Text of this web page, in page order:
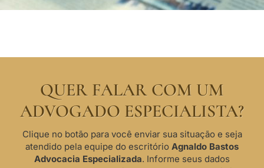
QUER FALAR COM UM
ADVOGADO ESPECIALISTA?
Clique no botão para você enviar sua situação e seja
atendido pela equipe do escritório Agnaldo Bastos
Advocacia Especializada. Informe seus dados